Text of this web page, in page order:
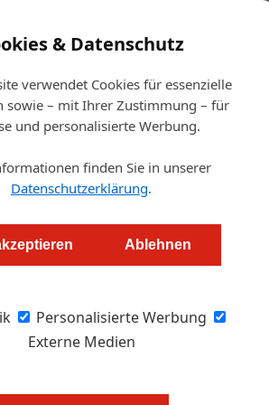
& Datenschutz
verwendet Cookies für essenzielle
sowie – mit Ihrer Zustimmung – für
und personalisierte Werbung.
finden Sie in unserer
Datenschutzerklärung.
Ablehnen
Personalisierte Werbung
Externe Medien